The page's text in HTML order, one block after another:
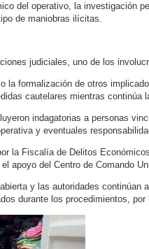
del operativo, la investigación
de maniobras ilícitas.
judiciales, uno de los
la formalización de otros
cautelares mientras continúa
indagatorias a personas
y eventuales
la Fiscalía de Delitos
apoyo del Centro de Comando
y las autoridades
durante los procedimientos,